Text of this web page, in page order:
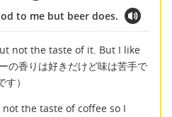
to me but beer does.
not the taste of it. But I like
香りは好きだけど味は苦手で
）
the taste of coffee so I